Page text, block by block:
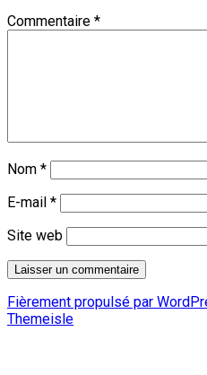
Commentaire *
Nom *
E-mail *
Site web
Fièrement propulsé par
Themeisle